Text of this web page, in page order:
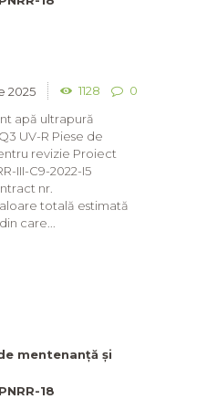
2025 1128
0
apă ultrapură
UV-R Piese de
revizie Proiect
III-C9-2022-I5
nr.
totală estimată
care...
mentenanță și
18